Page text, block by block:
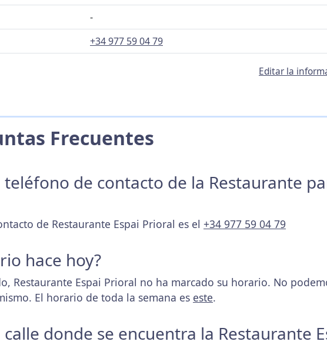
-
+34 977 59 04 79
Editar la
Frecuentes
teléfono de contacto de la Restaurante
de Restaurante Espai Prioral es el +34 977 59 04 79
hace hoy?
Restaurante Espai Prioral no ha marcado su horario. No
El horario de toda la semana es este.
calle donde se encuentra la Restaurante